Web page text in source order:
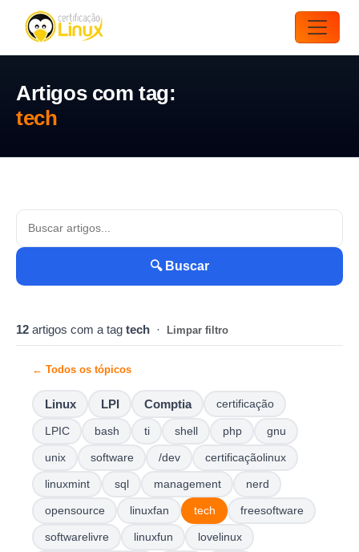
Artigos com tag:
tech
🔍 Buscar
12 artigos com a tag tech · Limpar filtro
← Todos os tópicos
Linux LPI Comptia certificação
LPIC bash ti shell php gnu
unix software /dev certificaçãolinux
linuxmint sql management nerd
opensource linuxfan tech freesoftware
softwarelivre linuxfun lovelinux